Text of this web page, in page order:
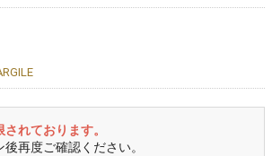
れております。
再度ご確認ください。